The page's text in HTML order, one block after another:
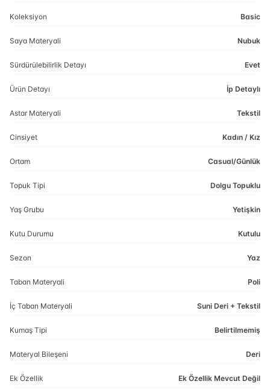
Koleksiyon Basic
Saya Materyali Nubuk
Sürdürülebilirlik Detayı Evet
Ürün Detayı İp Detaylı
Astar Materyali Tekstil
Cinsiyet Kadın / Kız
Ortam Casual/Günlük
Topuk Tipi Dolgu Topuklu
Yaş Grubu Yetişkin
Kutu Durumu Kutulu
Sezon Yaz
Taban Materyali Poli
İç Taban Materyali Suni Deri + Tekstil
Kumaş Tipi Belirtilmemiş
Materyal Bileşeni Deri
Ek Özellik Ek Özellik Mevcut Değil